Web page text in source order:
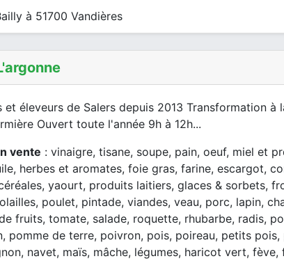
à 51700 Vandières
et éleveurs de Salers depuis 2013 Transformation à
Ouvert toute l'année 9h à 12h...
vente : vinaigre, tisane, soupe, pain, oeuf, miel et
herbes et aromates, foie gras, farine, escargot,
yaourt, produits laitiers, glaces & sorbets,
poulet, pintade, viandes, veau, porc, lapin,
fruits, tomate, salade, roquette, rhubarbe, radis,
pomme de terre, poivron, pois, poireau, petits pois,
navet, maïs, mâche, légumes, haricot vert, fève,